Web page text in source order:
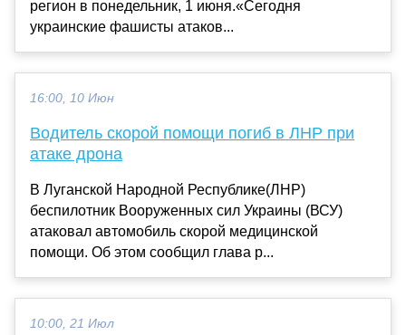
регион в понедельник, 1 июня.«Сегодня
украинские фашисты атаков...
16:00, 10 Июн
Водитель скорой помощи погиб в ЛНР при
атаке дрона
В Луганской Народной Республике(ЛНР)
беспилотник Вооруженных сил Украины (ВСУ)
атаковал автомобиль скорой медицинской
помощи. Об этом сообщил глава р...
10:00, 21 Июл